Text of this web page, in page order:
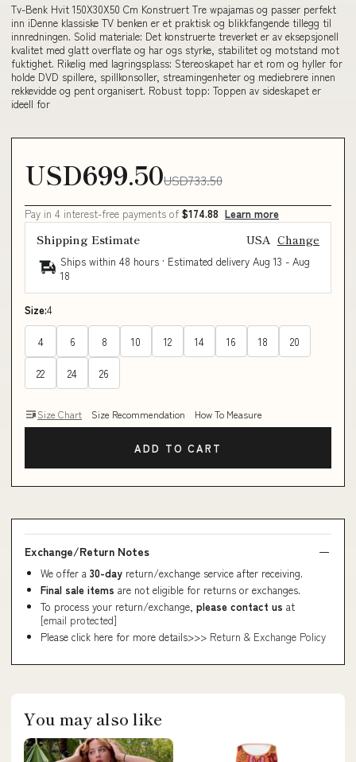
Tv-Benk Hvit 150X30X50 Cm Konstruert Tre wpajamas og passer perfekt
inn iDenne klassiske TV benken er et praktisk og blikkfangende tillegg til
innredningen. Solid materiale: Det konstruerte treverket er av eksepsjonell
kvalitet med glatt overflate og har ogs styrke, stabilitet og motstand mot
fuktighet. Rikelig med lagringsplass: Stereoskapet har et rom og hyller for
holde DVD spillere, spillkonsoller, streamingenheter og mediebrere innen
rekkevidde og pent organisert. Robust topp: Toppen av sideskapet er
ideell for
USD699.50USD733.50
Pay in 4 interest-free payments of $174.88 Learn more
Shipping Estimate USA Change
Ships within 48 hours · Estimated delivery Aug 13 - Aug
18
Size:4
4 6 8 10 12 14 16 18 20
22 24 26
Size Chart Size Recommendation How To Measure
ADD TO CART
Exchange/Return Notes
We offer a 30-day return/exchange service after receiving.
Final sale items are not eligible for returns or exchanges.
To process your return/exchange, please contact us at
[email protected]
Please click here for more details>>> Return & Exchange Policy
You may also like